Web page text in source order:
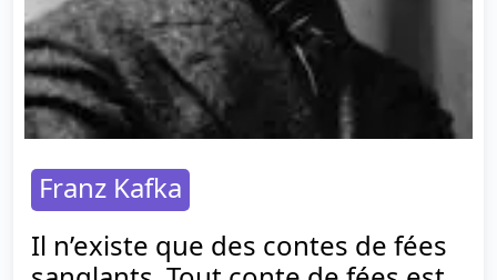
Franz Kafka
Il n’existe que des contes de fées